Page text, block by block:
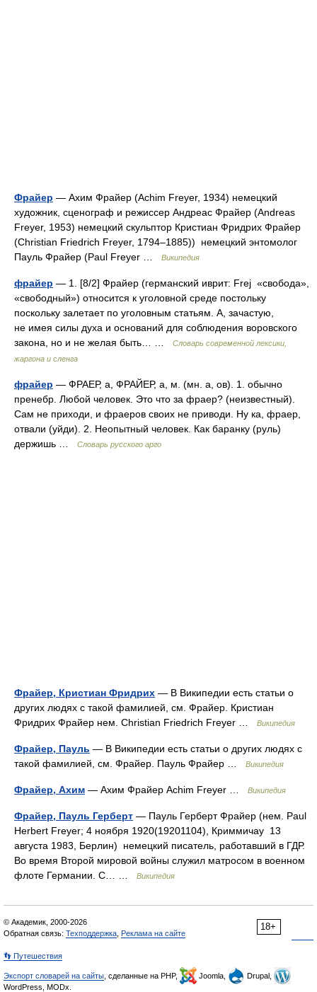
Фрайер — Ахим Фрайер (Achim Freyer, 1934) немецкий
художник, сценограф и режиссер Андреас Фрайер (Andreas
Freyer, 1953) немецкий скульптор Кристиан Фридрих Фрайер
(Christian Friedrich Freyer, 1794–1885)) немецкий энтомолог
Пауль Фрайер (Paul Freyer …
Википедия
фрайер — 1. [8/2] Фрайер (германский иврит: Frej «свобода»,
«свободный») относится к уголовной среде постольку
поскольку залетает по уголовным статьям. А, зачастую,
не имея силы духа и оснований для соблюдения воровского
закона, но и не желая быть… …
Cловарь современной лексики,
жаргона и сленга
фрайер — ФРАЕР, а, ФРАЙЕР, а, м. (мн. а, ов). 1. обычно
пренебр. Любой человек. Это что за фраер? (неизвестный).
Сам не приходи, и фраеров своих не приводи. Ну ка, фраер,
отвали (уйди). 2. Неопытный человек. Как баранку (руль)
держишь …
Словарь русского арго
Фрайер, Кристиан Фридрих — В Википедии есть статьи о
других людях с такой фамилией, см. Фрайер. Кристиан
Фридрих Фрайер нем. Christian Friedrich Freyer …
Википедия
Фрайер, Пауль — В Википедии есть статьи о других людях с
такой фамилией, см. Фрайер. Пауль Фрайер …
Википедия
Фрайер, Ахим — Ахим Фрайер Achim Freyer … Википедия
Фрайер, Пауль Герберт — Пауль Герберт Фрайер (нем. Paul
Herbert Freyer; 4 ноября 1920(19201104), Криммичау 13
августа 1983, Берлин) немецкий писатель, работавший в ГДР.
Во время Второй мировой войны служил матросом в военном
флоте Германии. С… …
Википедия
18+
© Академик, 2000-2026
Обратная связь: Техподдержка Реклама на сайте
👣 Путешествия
Экспорт словарей на сайты , сделанные на PHP, Joomla,
Drupal,
WordPress, MODx.